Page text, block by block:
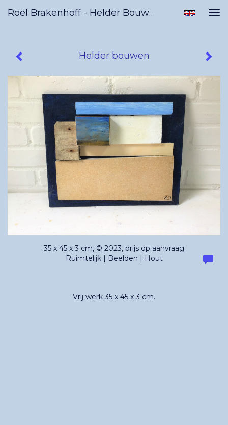
Roel Brakenhoff - Helder Bouwen
Helder bouwen
35 x 45 x 3 cm, © 2023, prijs op aanvraag
Ruimtelijk | Beelden | Hout
Vrij werk 35 x 45 x 3 cm.